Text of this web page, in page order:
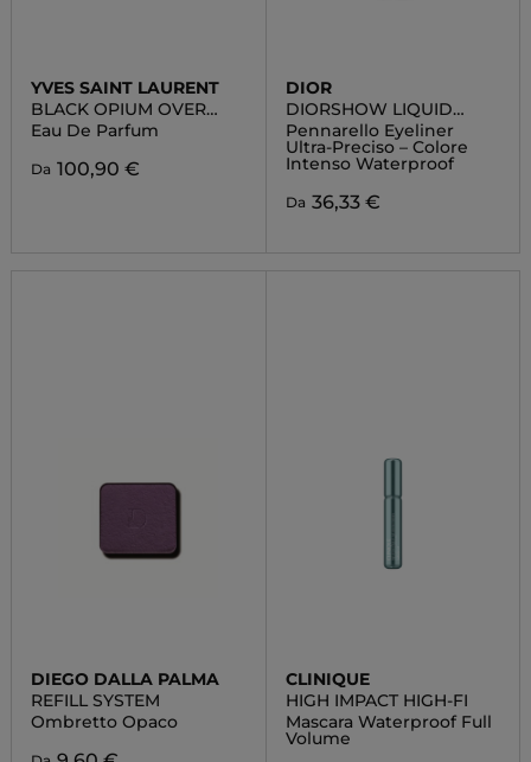
YVES SAINT LAURENT
BLACK OPIUM OVER
RED
Eau De Parfum
Da 100,90 €
DIOR
DIORSHOW LIQUID
LINER
Pennarello Eyeliner
Ultra-Preciso – Colore
Intenso Waterproof
Da 36,33 €
DIEGO DALLA PALMA
REFILL SYSTEM
Ombretto Opaco
CLINIQUE
HIGH IMPACT HIGH-FI
Mascara Waterproof Full
Volume